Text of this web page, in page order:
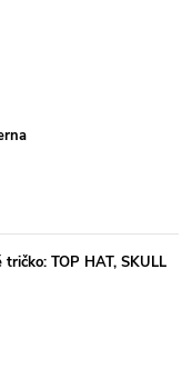
TOP HAT, SKULL